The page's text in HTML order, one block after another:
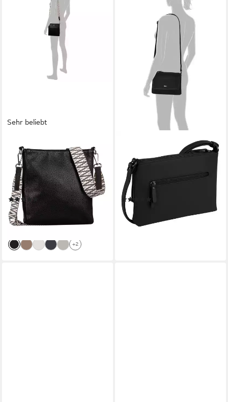
Sehr beliebt
Umhängetasche Silena (Set, 2
Teile), hochwertig gewebte
Gurtband und ein filigranes
Logo
(45)
48,08 € UVP
-20%
+2
Umhängetasche Avaly, aus
weichem nubukiertem
Lederimitat, modischer
kompakter Begleiter
(17)
49,99 €
lieferbar - in 1-2 Werktagen bei dir